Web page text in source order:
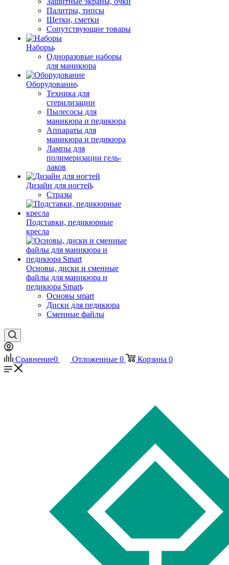
Палитры, типсы
Щетки, сметки
Сопутствующие товары
Наборы
Одноразовые наборы
для маникюра
Оборудование
Техника для
стерилизации
Пылесосы для
маникюра и педикюра
Аппараты для
маникюра и педикюра
Лампы для
полимеризации гель-
лаков
Дизайн для ногтей
Стразы
Подставки, педикюрные
кресла
Основы, диски и сменные
файлы для маникюра и
педикюра Smart
Основы smart
Диски для педикюра
Сменные файлы
Сравнение0 Отложенные 0 Корзина 0